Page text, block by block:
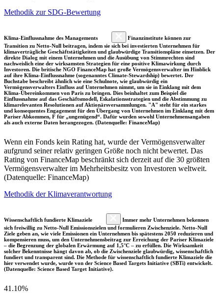
Methodik zur SDG-Bewertung
Klima-Einflussnahme des Managements
Finanzinstitute können zur
Transition zu Netto-Null beitragen, indem sie sich bei investierten Unternehmen für
klimaverträgliche Geschäftstätigkeiten und glaubwürdige Transitionspläne einsetzen. Der
direkte Dialog mit einem Unternehmen und die Ausübung von Stimmrechten sind
nachweislich eine der wirksamsten Strategien für eine positive Klimawirkung durch
Investoren. Die britische NGO FinanceMap hat große Vermögensverwalter im Hinblick
auf ihre Klima-Einflussnahme (sogenanntes Climate-Stewardship) bewertet. Der
Buchstabe beschreibt ähnlich wie eine Schulnote, wie glaubwürdig ein
Vermögensverwalters Einfluss auf Unternehmen nimmt, um sie in Einklang mit dem
Klima-Übereinkommen von Paris zu bringen. Dies beinhaltet zum Beispiel die
Einflussnahme auf das Geschäftsmodell, Eskalationsstrategien und die Abstimmung zu
klimarelevanten Resolutionen auf Aktionärsversammlungen. "A" steht für ein starkes
und konsequentes Engagement für den Übergang von Unternehmen im Einklang mit dem
Pariser Abkommen, F für „ungenügend“. Dafür wurden sowohl Unternehmensangaben
als auch externe Daten herangezogen. (Datenquelle: FinanceMap)
Wenn ein Fonds kein Rating hat, wurde der Vermögensverwalter
aufgrund seiner relativ geringen Größe noch nicht bewertet. Das
Rating von FinanceMap beschränkt sich derzeit auf die 30 größten
Vermögensverwalter im Mehrheitsbesitz von Investoren weltweit.
(Datenquelle: FinanceMap)
Methodik der Klimaverantwortung
Wissenschaftlich fundierte Klimaziele
Immer mehr Unternehmen bekennen
sich freiwillig zu Netto-Null Emissionszielen und formulieren Zwischenziele. Netto-Null
Ziele geben an, wie viele Emissionen ein Unternehmen bis spätestens 2050 reduzieren und
kompensieren muss, um den Unternehmensbeitrag zur Erreichung der Pariser Klimaziele
– die Begrenzung der globalen Erwärmung auf 1,5°C – zu erfüllen. Die Wirksamkeit
solcher Bekenntnisse hängt davon ab, ob die Zwischenziele glaubwürdig, wissenschaftlich
fundiert und transparent sind. Die Methode für wissenschaftlich fundierte Klimaziele die
hier verwendet wurde, wurde von der Science Based Targets Initiative (SBTi) entwickelt.
(Datenquelle: Science Based Target Initiative).
41.10%